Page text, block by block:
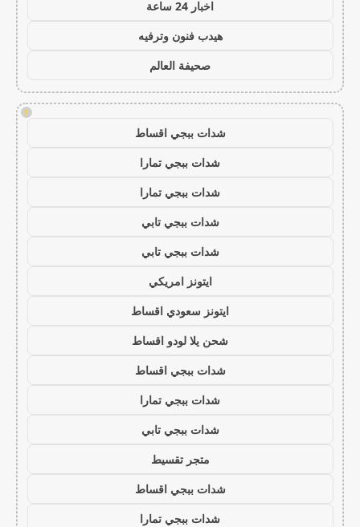
اخبار 24 ساعة
هيدب فنون وترفيه
صحيفة العالم
!
شدات ببجي اقساط
شدات ببجي تمارا
شدات ببجي تمارا
شدات ببجي تابي
شدات ببجي تابي
ايتونز امريكي
ايتونز سعودي اقساط
شحن يلا لودو اقساط
شدات ببجي اقساط
شدات ببجي تمارا
شدات ببجي تابي
متجر تقسيط
شدات ببجي اقساط
شدات ببجي تمارا